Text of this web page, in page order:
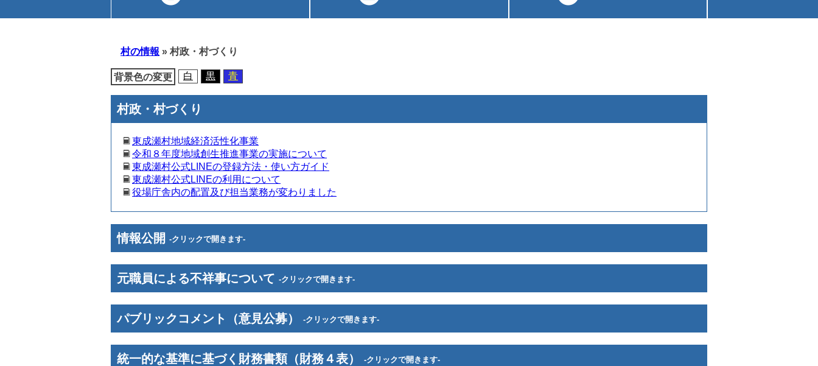
村の情報 » 村政・村づくり
背景色の変更 白 黒 青
村政・村づくり
東成瀬村地域経済活性化事業
令和８年度地域創生推進事業の実施について
東成瀬村公式LINEの登録方法・使い方ガイド
東成瀬村公式LINEの利用について
役場庁舎内の配置及び担当業務が変わりました
情報公開 -クリックで開きます-
元職員による不祥事について -クリックで開きます-
パブリックコメント（意見公募） -クリックで開きます-
統一的な基準に基づく財務書類（財務４表） -クリックで開きます-